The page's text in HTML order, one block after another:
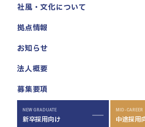
社風・文化について
拠点情報
東京本社
埼玉川口本部
千葉本部
高崎本部
富山本部
高岡本部
お知らせ
法人概要
募集要項
NEW GRADUATE
新卒採用向け
MID-CAREER
中途採用